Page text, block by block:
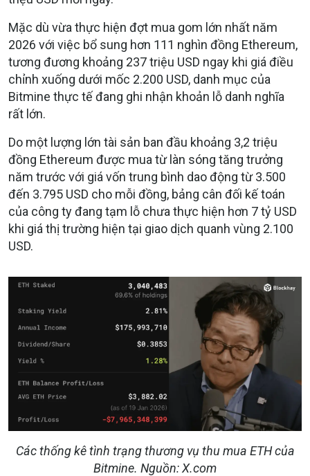
Mặc dù vừa thực hiện đợt mua gom lớn nhất năm
2026 với việc bổ sung hơn 111 nghìn đồng Ethereum,
tương đương khoảng 237 triệu USD ngay khi giá điều
chỉnh xuống dưới mốc 2.200 USD, danh mục của
Bitmine thực tế đang ghi nhận khoản lỗ danh nghĩa
rất lớn.
Do một lượng lớn tài sản ban đầu khoảng 3,2 triệu
đồng Ethereum được mua từ làn sóng tăng trưởng
năm trước với giá vốn trung bình dao động từ 3.500
đến 3.795 USD cho mỗi đồng, bảng cân đối kế toán
của công ty đang tạm lỗ chưa thực hiện hơn 7 tỷ USD
khi giá thị trường hiện tại giao dịch quanh vùng 2.100
USD.
Các thống kê tình trạng thương vụ thu mua ETH của
Bitmine. Nguồn: X.com